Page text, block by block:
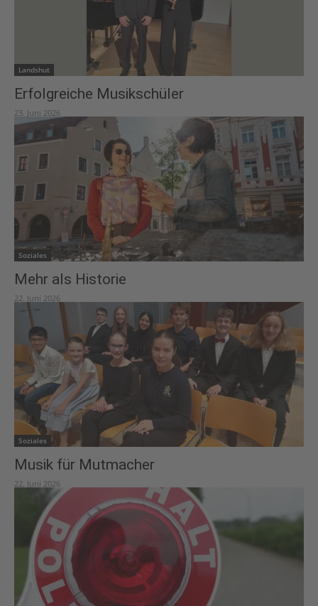
Landshut
Erfolgreiche Musikschüler
23. Juni 2026
Soziales
Mehr als Historie
22. Juni 2026
Soziales
Musik für Mutmacher
22. Juni 2026